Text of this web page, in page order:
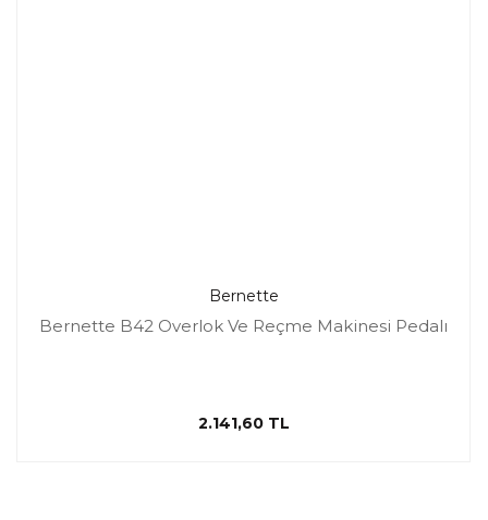
Bernette
Bernette B42 Overlok Ve Reçme Makinesi Pedalı
2.141,60 TL